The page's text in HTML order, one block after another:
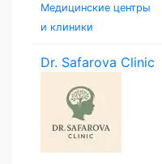
Медицинские центры
и клиники
Dr. Safarova Clinic